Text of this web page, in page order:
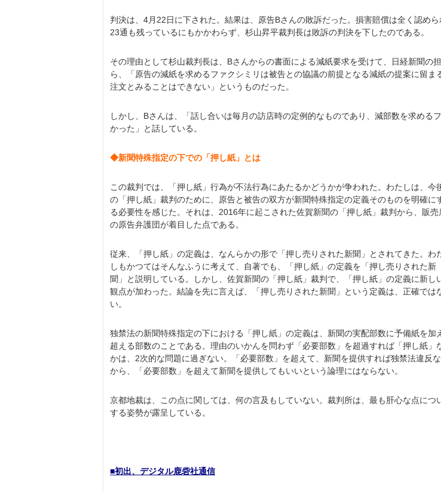
判決は、4月22日に下された。結果は、原告Bさんの敗訴だった。損害賠償は全く認め
23通も残っているにもかかわらず、杉山昇平裁判長は敗訴の判決を下したのである。
その理由として杉山裁判長は、Bさんからの書面による減紙要求を受けて、日経新聞の
ら、「原告の減紙を求めるファクシミリは被告との協議の前提となる減紙の提案に留
注文とみることはできない」というものだった。
しかし、Bさんは、「話し合いは毎月の訪店時の定例的なものであり、減部数を求める
かった」と話している。
◆新聞特殊指定の下での「押し紙」とは
この裁判では、「押し紙」行為が不法行為にあたるかどうかが争われた。わたしは、今
の「押し紙」裁判のために、原告と被告の双方が新聞特殊指定の定義そのものを明確に
る必要性を感じた。それは、2016年に起こされた佐賀新聞の「押し紙」裁判から、販売
の原告弁護団が着目した点である。
従来、「押し紙」の定義は、なんらかの形で「押し売りされた新聞」とされてきた。わ
しもかつてはそんなふうに考えて、自著でも、「押し紙」の定義を「押し売りされた新
聞」と説明している。しかし、佐賀新聞の「押し紙」裁判で、「押し紙」の定義に新し
観点が加わった。結論を先に言えば、「押し売りされた新聞」という定義は、正確では
い。
独禁法の新聞特殊指定の下における「押し紙」の定義は、新聞の実配部数に予備紙を
超える部数のことである。理由のいかんを問わず「必要部数」を超過すれば「押し紙」
かは、2次的な問題に過ぎない。「必要部数」を超えて、新聞を提供すれば独禁法違反
から、「必要部数」を超えて新聞を提供してもいいという論理にはならない。
京都地裁は、この点に関しては、何の言及もしていない。裁判所は、最も肝心な点に
する姿勢が露呈している。
■初出、デジタル鹿砦社通信